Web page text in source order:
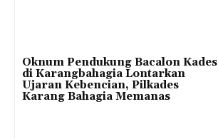
Oknum Pendukung Bacalon Kades
di Karangbahagia Lontarkan
Ujaran Kebencian, Pilkades
Karang Bahagia Memanas